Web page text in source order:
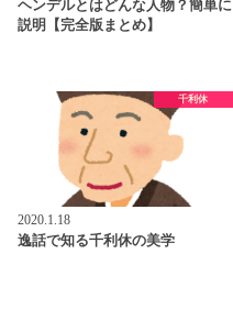
ヘンデルとはどんな人物？簡単に
説明【完全版まとめ】
千利休
2020.1.18
逸話で知る千利休の美学